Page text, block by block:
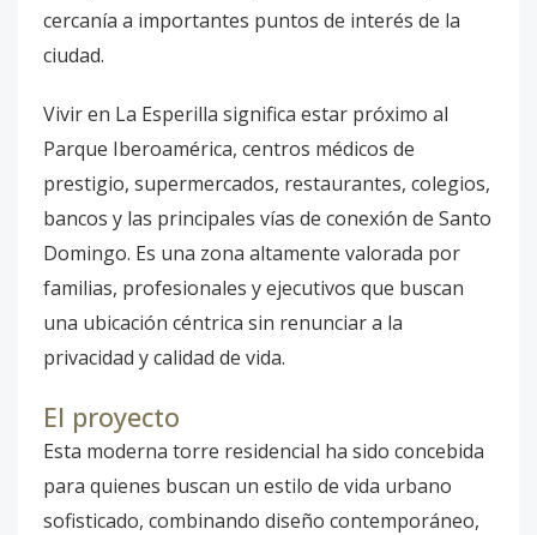
cercanía a importantes puntos de interés de la
ciudad.
Vivir en La Esperilla significa estar próximo al
Parque Iberoamérica, centros médicos de
prestigio, supermercados, restaurantes, colegios,
bancos y las principales vías de conexión de Santo
Domingo. Es una zona altamente valorada por
familias, profesionales y ejecutivos que buscan
una ubicación céntrica sin renunciar a la
privacidad y calidad de vida.
El proyecto
Esta moderna torre residencial ha sido concebida
para quienes buscan un estilo de vida urbano
sofisticado, combinando diseño contemporáneo,